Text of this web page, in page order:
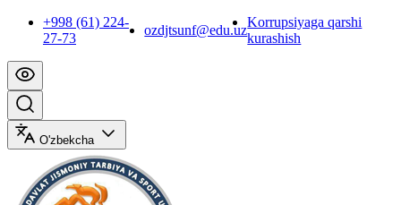
+998 (61) 224-
27-73
ozdjtsunf@edu.uz
Korrupsiyaga qarshi
kurashish
O'zbekcha